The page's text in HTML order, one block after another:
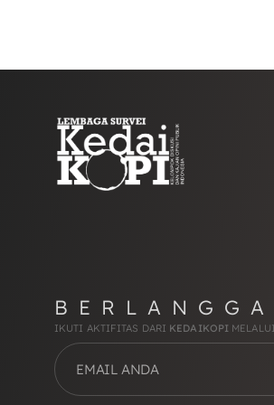
IKUTI AKTIFITAS DARI KEDAIKOPI